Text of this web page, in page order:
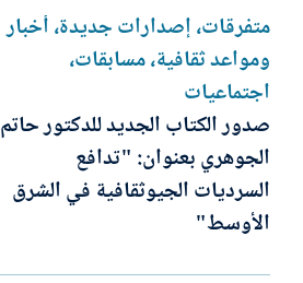
متفرقات، إصدارات جديدة، أخبار
ومواعد ثقافية، مسابقات،
اجتماعيات
صدور الكتاب الجديد للدكتور حاتم
الجوهري بعنوان: "تدافع
السرديات الجيوثقافية في الشرق
الأوسط"